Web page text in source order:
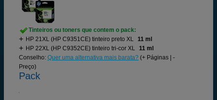
Tinteiros ou toners que contem o pack:
HP 21XL (HP C9351CE) tinteiro preto XL 11 ml
HP 22XL (HP C9352CE) tinteiro tri-cor XL 11 ml
Conselho: Quer uma alternativa mais barata? (+ Páginas | -
Preço)
Pack